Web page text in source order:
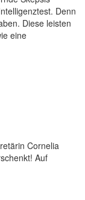
Denn
Diese leisten
eine
Cornelia
Auf